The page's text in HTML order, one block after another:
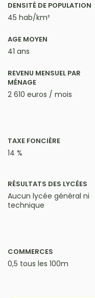
DENSITÉ DE POPULATION
45 hab/km²
AGE MOYEN
41 ans
REVENU MENSUEL PAR
MÉNAGE
2 610 euros / mois
TAXE FONCIÈRE
14 %
RÉSULTATS DES LYCÉES
Aucun lycée général ni
technique
COMMERCES
0,5 tous les 100m